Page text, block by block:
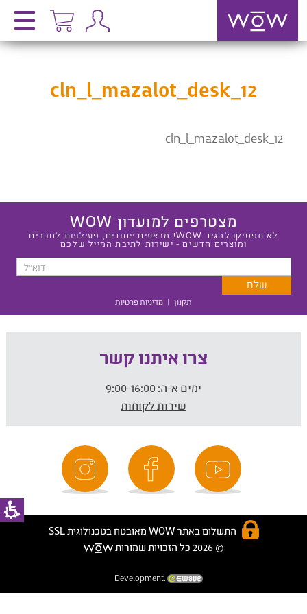
cln_l_mazalot_desk_12
cln_l_mazalot_desk_12
מצטרפים למועדון WOW
לא תפסיקו להגיד WOW! מבצעים ייחודים, פעילויות לחברים
ומוצרים חדשים - ישירות לתיבת המייל שלכם
תקנון | מדיניות פרטיות
צרו איתנו קשר
ימים א-ה:
שירות לקוחות
התשלום באתר WOW מאובטח בטכנולוגית SSL
© 2026 כל הזכויות שמורות
Development: